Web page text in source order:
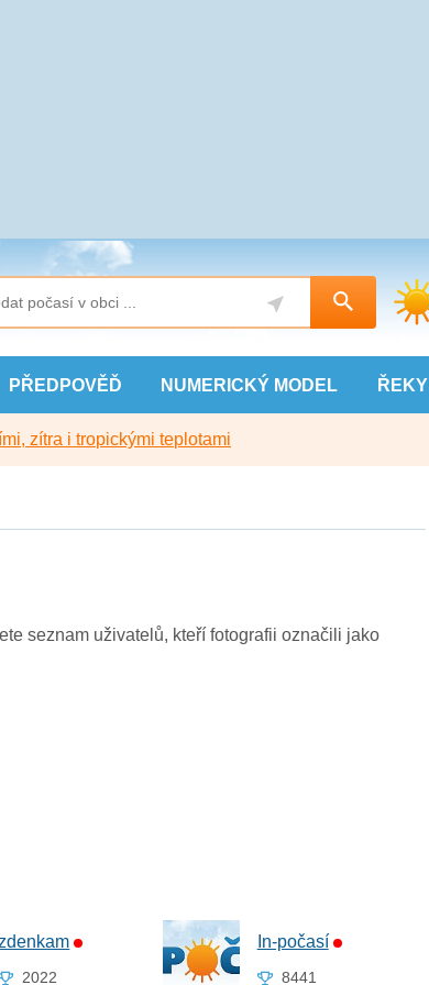
PŘEDPOVĚĎ NUMERICKÝ MODEL ŘEKY
zítra i tropickými teplotami
seznam uživatelů, kteří fotografii označili jako
2022
In-počasí
8441